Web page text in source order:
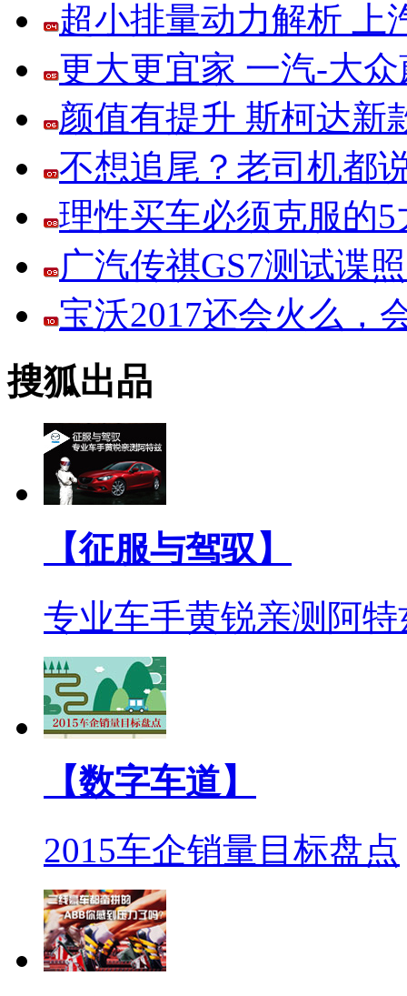
超小排量动力解析 上
更大更宜家 一汽-大
颜值有提升 斯柯达新
不想追尾？老司机都
理性买车必须克服的5
广汽传祺GS7测试谍
宝沃2017还会火么，
搜狐出品
【征服与驾驭】
专业车手黄锐亲测阿特
【数字车道】
2015车企销量目标盘点